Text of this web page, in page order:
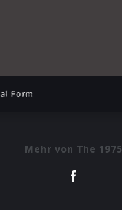
Form
Mehr von The 1975